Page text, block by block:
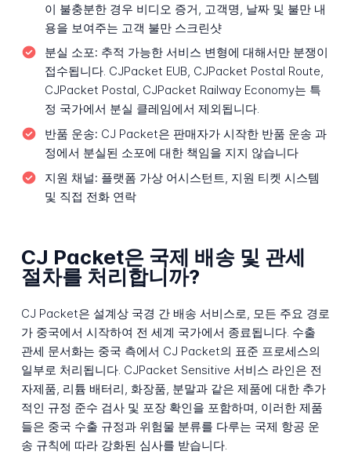
이 불충분한 경우 비디오 증거, 고객명, 날짜 및 불만 내
용을 보여주는 고객 불만 스크린샷
분실 소포: 추적 가능한 서비스 변형에 대해서만 분쟁이
접수됩니다. CJPacket EUB, CJPacket Postal Route,
CJPacket Postal, CJPacket Railway Economy는 특
정 국가에서 분실 클레임에서 제외됩니다.
반품 운송: CJ Packet은 판매자가 시작한 반품 운송 과
정에서 분실된 소포에 대한 책임을 지지 않습니다
지원 채널: 플랫폼 가상 어시스턴트, 지원 티켓 시스템
및 직접 전화 연락
CJ Packet은 국제 배송 및 관세
절차를 처리합니까?
CJ Packet은 설계상 국경 간 배송 서비스로, 모든 주요 경로
가 중국에서 시작하여 전 세계 국가에서 종료됩니다. 수출
관세 문서화는 중국 측에서 CJ Packet의 표준 프로세스의
일부로 처리됩니다. CJPacket Sensitive 서비스 라인은 전
자제품, 리튬 배터리, 화장품, 분말과 같은 제품에 대한 추가
적인 규정 준수 검사 및 포장 확인을 포함하며, 이러한 제품
들은 중국 수출 규정과 위험물 분류를 다루는 국제 항공 운
송 규칙에 따라 강화된 심사를 받습니다.